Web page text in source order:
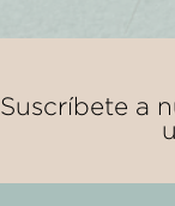
Suscríbete a